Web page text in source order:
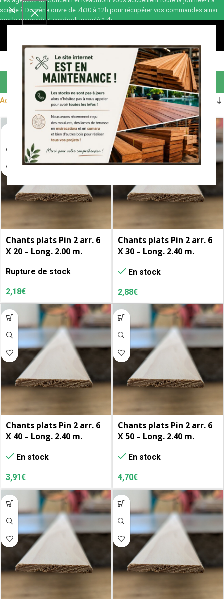
Chants plats 2 arr
Accueil Menuiserie Moulures Chants plats 2 arr
Chants plats Pin 2 arr. 6
X 20 – Long. 2.00 m.
Rupture de stock
2,18€
Chants plats Pin 2 arr. 6
X 30 – Long. 2.40 m.
En stock
2,88€
Chants plats Pin 2 arr. 6
X 40 – Long. 2.40 m.
En stock
3,91€
Chants plats Pin 2 arr. 6
X 50 – Long. 2.40 m.
En stock
4,70€
scierie à Domène ouvre de 7h30 à 12h pour récupérer vos commandes ainsi
que le mercredi et vendredi jusqu'à 17h.